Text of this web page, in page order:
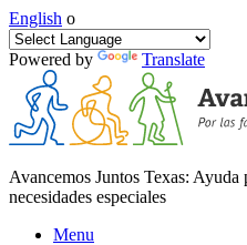
English o
Powered by Translate
Avancemos Juntos Texas:
necesidades especiales
Menu